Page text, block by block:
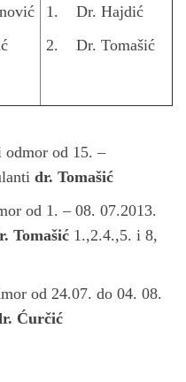
1. Dr. Hajdić
2. Dr. Tomašić
od 15. –
dr. Tomašić
od 1. – 08. 07.2013.
Tomašić 1.,2.4.,5. i 8,
od 24.07. do 04. 08.
Ćurčić